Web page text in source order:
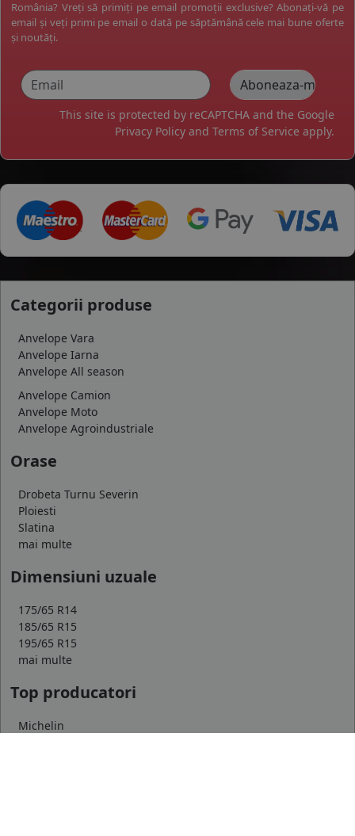
România? Vreți să primiți pe email promoții exclusive? Abonați-vă pe
email și veți primi pe email o dată pe săptămână cele mai bune oferte
și noutăți.
This site is protected by reCAPTCHA and the Google
Privacy Policy and Terms of Service apply.
Categorii produse
Anvelope Vara
Anvelope Iarna
Anvelope All season
Anvelope Camion
Anvelope Moto
Anvelope Agroindustriale
Orase
Drobeta Turnu Severin
Ploiesti
Slatina
mai multe
Dimensiuni uzuale
175/65 R14
185/65 R15
195/65 R15
mai multe
Top producatori
Michelin